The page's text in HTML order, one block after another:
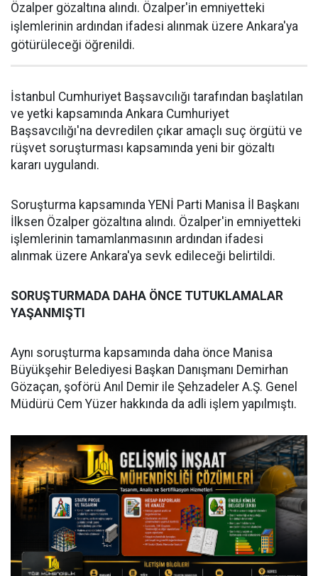
Özalper gözaltına alındı. Özalper'in emniyetteki
işlemlerinin ardından ifadesi alınmak üzere Ankara'ya
götürüleceği öğrenildi.
İstanbul Cumhuriyet Başsavcılığı tarafından başlatılan
ve yetki kapsamında Ankara Cumhuriyet
Başsavcılığı'na devredilen çıkar amaçlı suç örgütü ve
rüşvet soruşturması kapsamında yeni bir gözaltı
kararı uygulandı.
Soruşturma kapsamında YENİ Parti Manisa İl Başkanı
İlksen Özalper gözaltına alındı. Özalper'in emniyetteki
işlemlerinin tamamlanmasının ardından ifadesi
alınmak üzere Ankara'ya sevk edileceği belirtildi.
SORUŞTURMADA DAHA ÖNCE TUTUKLAMALAR
YAŞANMIŞTI
Aynı soruşturma kapsamında daha önce Manisa
Büyükşehir Belediyesi Başkan Danışmanı Demirhan
Gözaçan, şoförü Anıl Demir ile Şehzadeler A.Ş. Genel
Müdürü Cem Yüzer hakkında da adli işlem yapılmıştı.